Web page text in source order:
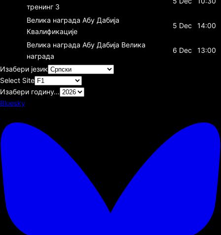
тренинг 3
Велика награда Абу Дабија
Квалификације
5 Dec 14:00
Велика награда Абу Дабија Велика
награда
6 Dec 13:00
Изабери језик
Select Site
Изабери годину…
Bluesky